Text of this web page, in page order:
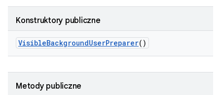
Konstruktory publiczne
VisibleBackgroundUserPreparer()
Metody publiczne